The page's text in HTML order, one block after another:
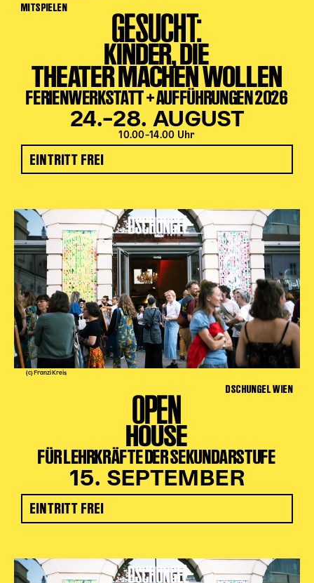
MITSPIELEN GESUCHT:
KINDER, DIE
THEATER MACHEN WOLLEN
FERIENWERKSTATT + AUFFÜHRUNGEN 2026
24.–28. AUGUST
10.00–14.00 Uhr
EINTRITT FREI
(c) Franzi Kreis
DSCHUNGEL WIEN
OPEN
HOUSE
FÜR LEHRKRÄFTE DER SEKUNDARSTUFE
15. SEPTEMBER
EINTRITT FREI